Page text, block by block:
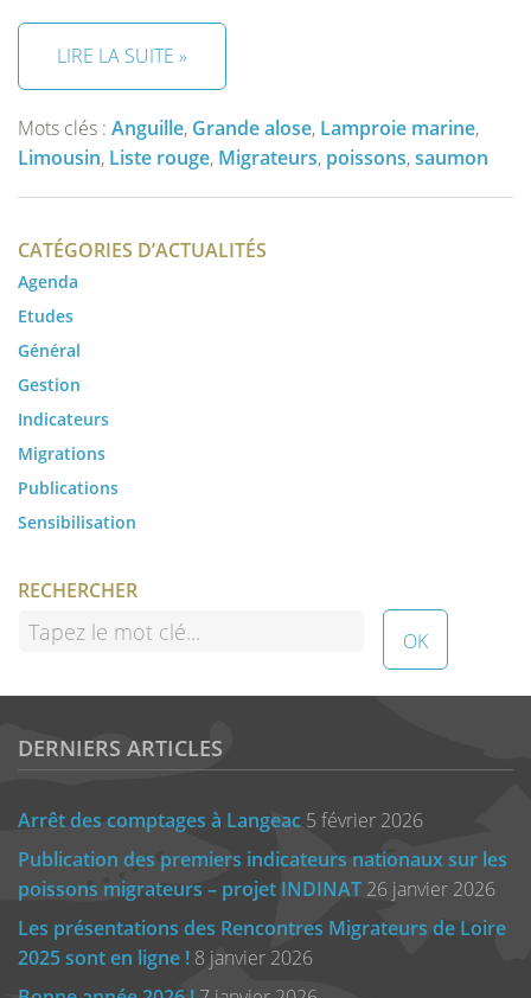
LIRE LA SUITE »
Mots clés : Anguille, Grande alose, Lamproie marine,
Limousin, Liste rouge, Migrateurs, poissons,saumon
CATÉGORIES D’ACTUALITÉS
Agenda
Etudes
Général
Gestion
Indicateurs
Migrations
Publications
Sensibilisation
RECHERCHER
DERNIERS ARTICLES
Arrêt des comptages à Langeac 5 février 2026
Publication des premiers indicateurs nationaux sur les
poissons migrateurs – projet INDINAT 26 janvier 2026
Les présentations des Rencontres Migrateurs de Loire
2025 sont en ligne ! 8 janvier 2026